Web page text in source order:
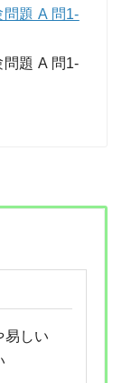
題 A 問1-
題 A 問1-
易しい